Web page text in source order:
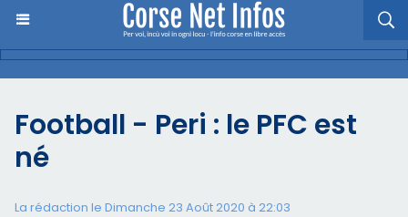
Football - Peri : le PFC est
né
La rédaction le Dimanche 23 Août 2020 à 22:03